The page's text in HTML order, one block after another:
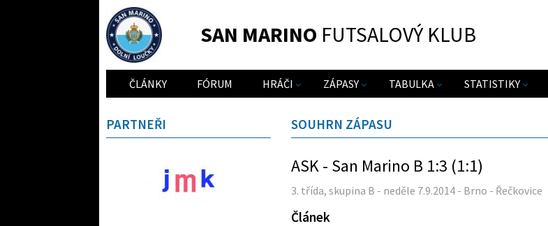
SAN MARINO FUTSALOVÝ KLUB
ČLÁNKY FÓRUM HRÁČI ZÁPASY TABULKA STATISTIKY
SOUHRN ZÁPASU
ASK - San Marino B 1:3 (1:1)
3. třída, skupina B - neděle 7.9.2014 - Brno - Řečkovice
Článek
PARTNEŘI